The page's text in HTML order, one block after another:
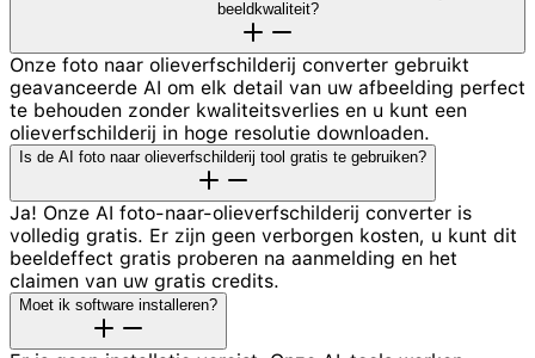
beeldkwaliteit?
Onze foto naar olieverfschilderij converter gebruikt
geavanceerde AI om elk detail van uw afbeelding perfect
te behouden zonder kwaliteitsverlies en u kunt een
olieverfschilderij in hoge resolutie downloaden.
Is de AI foto naar olieverfschilderij tool gratis te gebruiken?
Ja! Onze AI foto-naar-olieverfschilderij converter is
volledig gratis. Er zijn geen verborgen kosten, u kunt dit
beeldeffect gratis proberen na aanmelding en het
claimen van uw gratis credits.
Moet ik software installeren?